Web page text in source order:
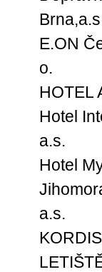
E.ON
o.
HOTEL
Hotel
a.s.
Hotel
a.s.